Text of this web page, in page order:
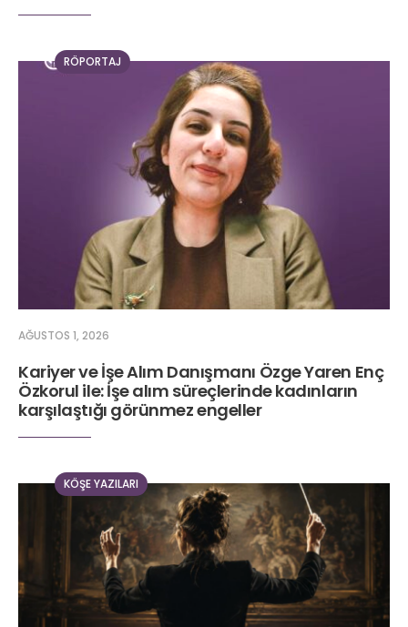
RÖPORTAJ
AĞUSTOS 1, 2026
Kariyer ve İşe Alım Danışmanı Özge Yaren Enç
Özkorul ile: İşe alım süreçlerinde kadınların
karşılaştığı görünmez engeller
KÖŞE YAZILARI